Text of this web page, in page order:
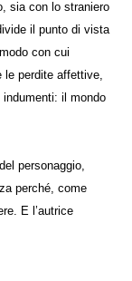
sia con lo straniero
il punto di vista
con cui
le perdite affettive,
il mondo
personaggio,
perché, come
E l’autrice